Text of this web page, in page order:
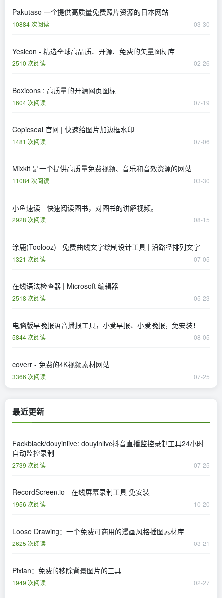
Pakutaso 一个提供高质量免费照片资源的日本网站
10884 次阅读 03-30
Yesicon - 精选全球高品质、开源、免费的矢量图标库
2510 次阅读 02-26
Boxicons : 高质量的开源网页图标
1604 次阅读 07-19
Copicseal 官网 | 快速给图片加边框水印
1481 次阅读 07-06
Mixkit 是一个提供高质量免费视频、音乐和音效资源的网站
11084 次阅读 03-30
小鱼速读 - 快速阅读图书，对图书的讲解视频。
2928 次阅读 08-15
涂鹿(Toolooz) - 免费曲线文字绘制设计工具 | 沿路径排列文字
1321 次阅读 07-05
在线语法检查器 | Microsoft 编辑器
2518 次阅读 05-23
电脑版早晚报语音播报工具，小爱早报、小爱晚报，免安装！
5844 次阅读 08-05
coverr - 免费的4K视频素材网站
3366 次阅读 07-25
最近更新
Fackblack/douyinlive: douyinlive抖音直播监控录制工具24小时
自动监控录制
2739 次阅读 07-25
RecordScreen.io - 在线屏幕录制工具 免安装
1956 次阅读 10-20
Loose Drawing：一个免费可商用的漫画风格插图素材库
2625 次阅读 03-21
Pixian：免费的移除背景图片的工具
1949 次阅读 02-27